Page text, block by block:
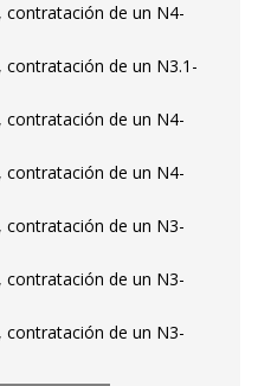
contratación de un N4-
de un N3.1-
contratación de un N4-
contratación de un N4-
contratación de un N3-
contratación de un N3-
contratación de un N3-